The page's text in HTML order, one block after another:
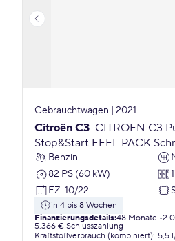
Gebrauchtwagen | 2021
Citroën C3 CITROEN C3
Stop&Start FEEL PACK
Benzin
82 PS (60 kW)
EZ: 10/22
in 4 bis 8 Wochen
Finanzierungsdetails:48 Monate
5.366 € Schlusszahlung
Kraftstoffverbrauch (kombiniert): 5,5